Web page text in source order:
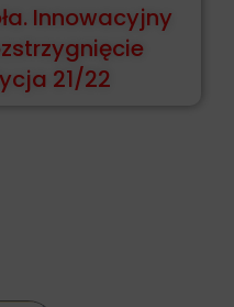
Innowacyjny
21/22